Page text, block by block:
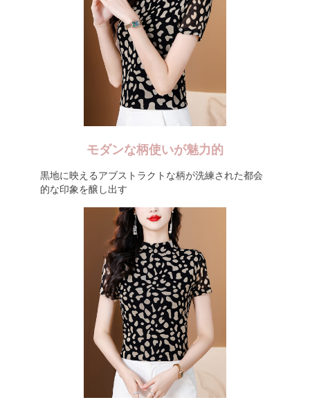
モダンな柄使いが魅力的
黒地に映えるアブストラクトな柄が洗練された都会
的な印象を醸し出す